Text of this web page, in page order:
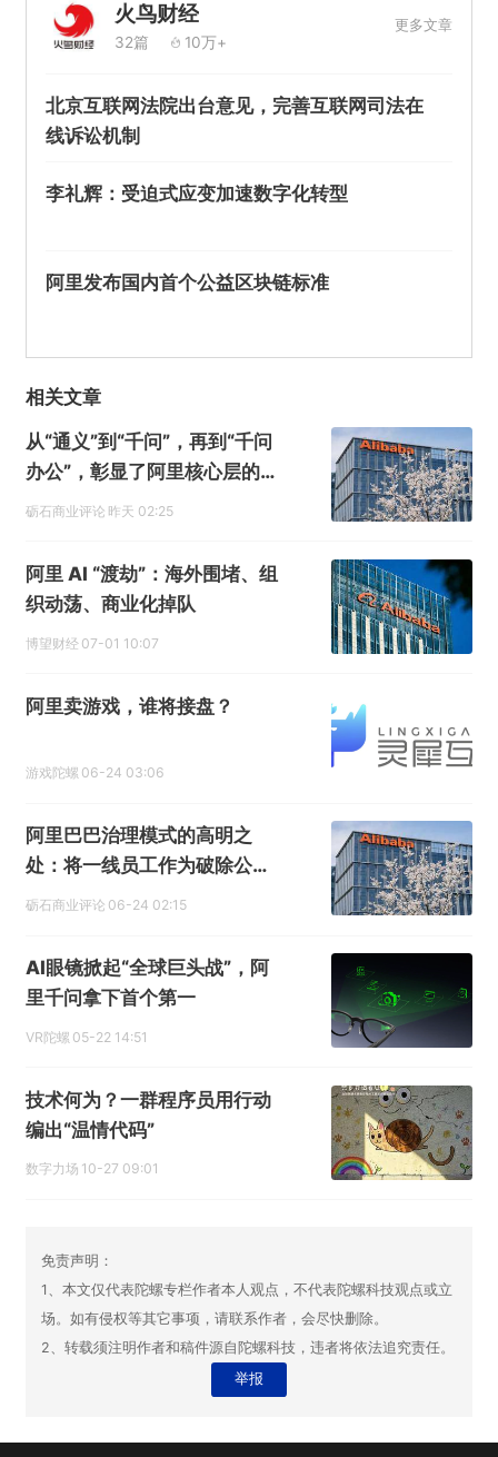
火鸟财经
32篇 10万+
更多文章
北京互联网法院出台意见，完善互联网司法在
线诉讼机制
李礼辉：受迫式应变加速数字化转型
阿里发布国内首个公益区块链标准
相关文章
从“通义”到“千问”，再到“千问
办公”，彰显了阿里核心层的精
准决策力
砺石商业评论 昨天 02:25
阿里 AI “渡劫”：海外围堵、组
织动荡、商业化掉队
博望财经 07-01 10:07
阿里卖游戏，谁将接盘？
游戏陀螺 06-24 03:06
阿里巴巴治理模式的高明之
处：将一线员工作为破除公司
熵增的关键力量
砺石商业评论 06-24 02:15
AI眼镜掀起“全球巨头战”，阿
里千问拿下首个第一
VR陀螺 05-22 14:51
技术何为？一群程序员用行动
编出“温情代码”
数字力场 10-27 09:01
免责声明：
1、本文仅代表陀螺专栏作者本人观点，不代表陀螺科技观点或立
场。如有侵权等其它事项，请联系作者，会尽快删除。
2、转载须注明作者和稿件源自陀螺科技，违者将依法追究责任。
举报